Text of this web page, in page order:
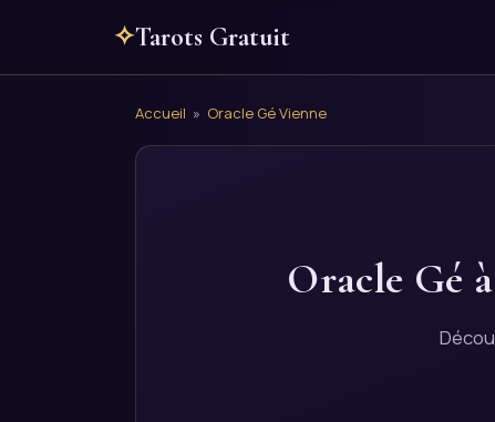
✧Tarots Gratuit
Accueil » Oracle Gé Vienne
Oracle Gé